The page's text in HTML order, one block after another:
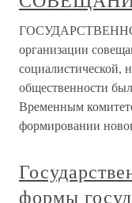
организации
социалистической,
общественности
Временным
формировании
формы